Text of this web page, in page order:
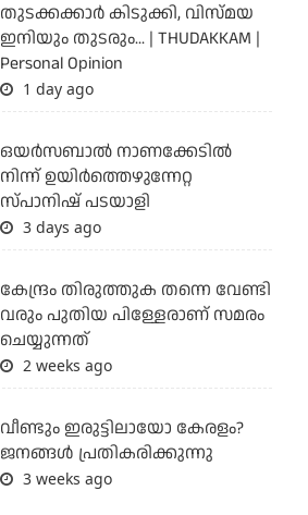
തുടക്കക്കാര്‍ കിടുക്കി, വിസ്മയ
ഇനിയും തുടരും... | THUDAKKAM |
Personal Opinion
1 day ago
ഒയര്‍സബാൽ നാണക്കേടിൽ
നിന്ന് ഉയിർത്തെഴുന്നേറ്റ
സ്പാനിഷ് പടയാളി
3 days ago
കേന്ദ്രം തിരുത്തുക തന്നെ വേണ്ടി
വരും പുതിയ പിള്ളേരാണ് സമരം
ചെയ്യുന്നത്
2 weeks ago
വീണ്ടും ഇരുട്ടിലായോ കേരളം?
ജനങ്ങൾ പ്രതികരിക്കുന്നു
3 weeks ago